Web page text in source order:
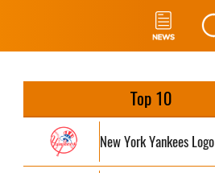
Top 10
New York Yankees Logo